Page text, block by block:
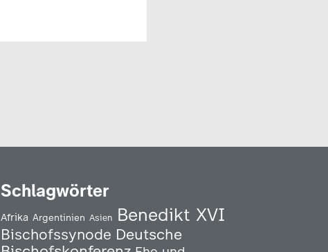
Schlagwörter
Afrika Argentinien Asien Benedikt XVI
Bischofssynode Deutsche